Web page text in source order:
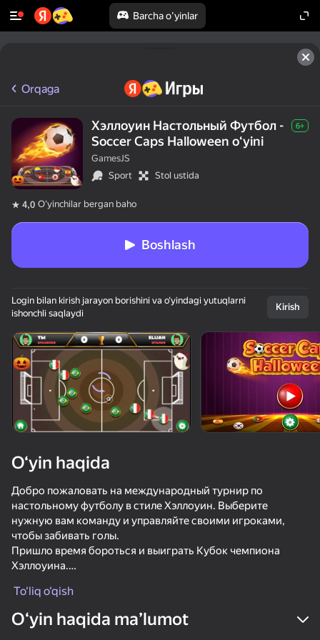
Barcha o'yinlar
Qurilmani aylantiring
O‘yinlar faqat gorizontal
oriyentatsiyasida ishlaydi
Рэгдолл Футбол На Двоих
School Of Basketball
63
Orqaga
Хэллоуин Настольный Футбол -
Soccer Caps Halloween oʻyini
6+
GamesJS
Sport
Stol ustida
4,0 Oʻyinchilar bergan baho
Boshlash
Login bilan kirish jarayon borishini va o‘yindagi yutuqlarni
ishonchli saqlaydi
Kirish
O‘yin haqida
Добро пожаловать на международный турнир по
настольному футболу в стиле Хэллоуин. Выберите
нужную вам команду и управляйте своими игроками,
чтобы забивать голы.
Пришло время бороться и выиграть Кубок чемпиона
Хэллоуина.
Как играть: Нажмите на колпачки/игроков и настройте
направление и силу удара.
To‘liq o‘qish
Oʻyin haqida maʼlumot